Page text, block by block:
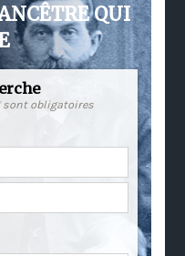
QUI
sont obligatoires